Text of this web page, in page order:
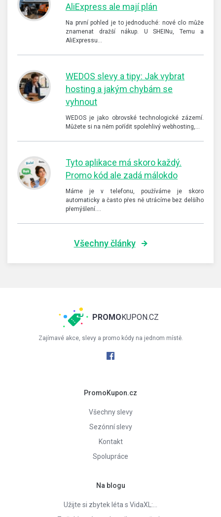
AliExpress ale mají plán
Na první pohled je to jednoduché: nové clo může
znamenat dražší nákup. U SHEINu, Temu a
AliExpressu…
WEDOS slevy a tipy: Jak vybrat
hosting a jakým chybám se
vyhnout
WEDOS je jako obrovské technologické zázemí.
Můžete si na něm pořídit spolehlivý webhosting,…
Tyto aplikace má skoro každý.
Promo kód ale zadá málokdo
Máme je v telefonu, používáme je skoro
automaticky a často přes ně utrácíme bez delšího
přemýšlení.…
Všechny články
PROMO KUPON.CZ
Zajímavé akce, slevy a promo kódy na jednom místě.
PromoKupon.cz
Všechny slevy
Sezónní slevy
Kontakt
Spolupráce
Na blogu
Užijte si zbytek léta s VidaXL:…